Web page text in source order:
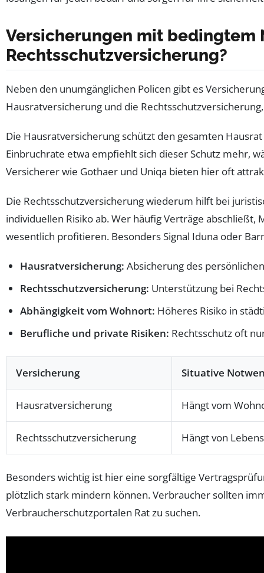
Versicherungen mit bedingtem
Rechtsschutzversicherung?
Neben den unumgänglichen Policen gibt es
Hausratversicherung und die
Die Hausratversicherung schützt den gesamten
Einbruchrate etwa empfiehlt sich dieser Schutz mehr,
Versicherer wie Gothaer und Uniqa bieten hier oft
Die Rechtsschutzversicherung wiederum hilft bei
individuellen Risiko ab. Wer häufig Verträge
wesentlich profitieren. Besonders Signal Iduna oder
Hausratversicherung: Absicherung des
Rechtsschutzversicherung: Unterstützung bei
Abhängigkeit vom Wohnort: Höheres Risiko in
Berufliche und private Risiken: Rechtsschutz oft
Versicherung Situative
Hausratversicherung Hängt vom
Rechtsschutzversicherung Hängt von
Besonders wichtig ist hier eine sorgfältige
plötzlich stark mindern können. Verbraucher sollten
Verbraucherschutzportalen Rat zu suchen.